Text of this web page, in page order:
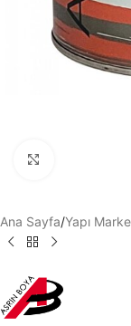
Ana Sayfa/Yapı